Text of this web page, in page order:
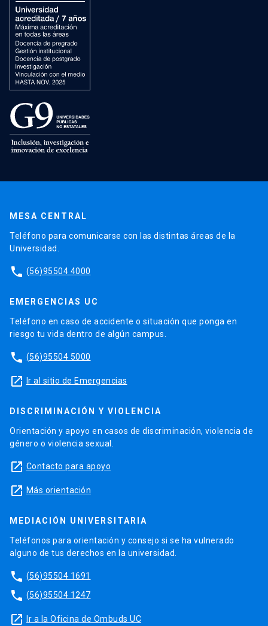
MESA CENTRAL
Teléfono para comunicarse con las distintas áreas de la
Universidad.
phone (56)95504 4000
EMERGENCIAS UC
Teléfono en caso de accidente o situación que ponga en
riesgo tu vida dentro de algún campus.
phone (56)95504 5000
launch Ir al sitio de Emergencias
DISCRIMINACIÓN Y VIOLENCIA
Orientación y apoyo en casos de discriminación, violencia de
género o violencia sexual.
launch Contacto para apoyo
launch Más orientación
MEDIACIÓN UNIVERSITARIA
Teléfonos para orientación y consejo si se ha vulnerado
alguno de tus derechos en la universidad.
phone (56)95504 1691
phone (56)95504 1247
launch Ir a la Oficina de Ombuds UC